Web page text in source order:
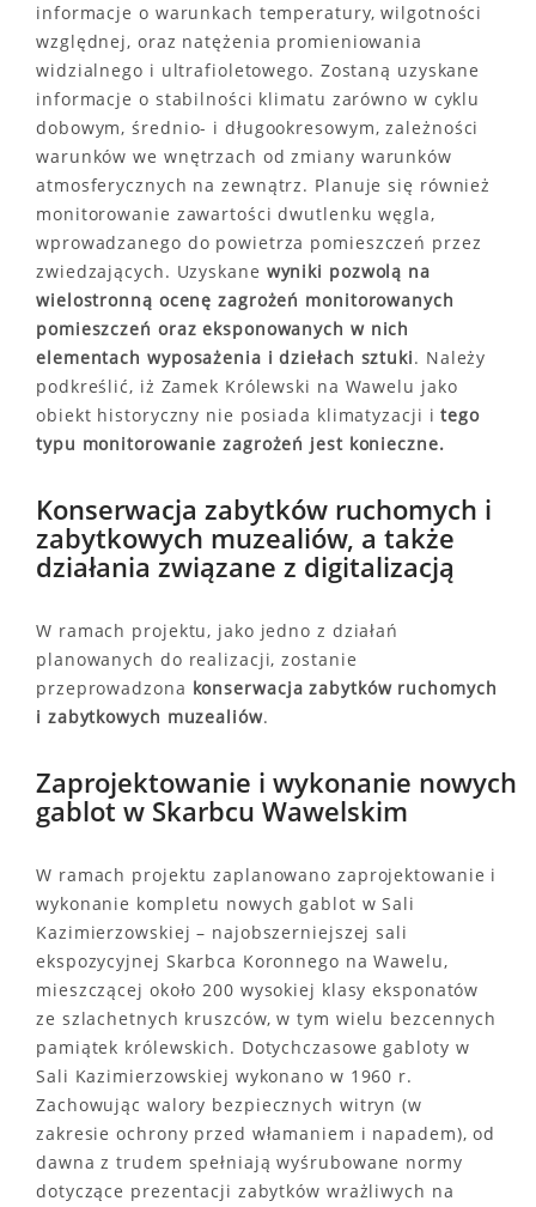
informacje o warunkach temperatury, wilgotności
względnej, oraz natężenia promieniowania
widzialnego i ultrafioletowego. Zostaną uzyskane
informacje o stabilności klimatu zarówno w cyklu
dobowym, średnio- i długookresowym, zależności
warunków we wnętrzach od zmiany warunków
atmosferycznych na zewnątrz. Planuje się również
monitorowanie zawartości dwutlenku węgla,
wprowadzanego do powietrza pomieszczeń przez
zwiedzających. Uzyskane wyniki pozwolą na
wielostronną ocenę zagrożeń monitorowanych
pomieszczeń oraz eksponowanych w nich
elementach wyposażenia i dziełach sztuki. Należy
podkreślić, iż Zamek Królewski na Wawelu jako
obiekt historyczny nie posiada klimatyzacji i tego
typu monitorowanie zagrożeń jest konieczne.
Konserwacja zabytków ruchomych i
zabytkowych muzealiów, a także
działania związane z digitalizacją
W ramach projektu, jako jedno z działań
planowanych do realizacji, zostanie
przeprowadzona konserwacja zabytków ruchomych
i zabytkowych muzealiów.
Zaprojektowanie i wykonanie nowych
gablot w Skarbcu Wawelskim
W ramach projektu zaplanowano zaprojektowanie i
wykonanie kompletu nowych gablot w Sali
Kazimierzowskiej – najobszerniejszej sali
ekspozycyjnej Skarbca Koronnego na Wawelu,
mieszczącej około 200 wysokiej klasy eksponatów
ze szlachetnych kruszców, w tym wielu bezcennych
pamiątek królewskich. Dotychczasowe gabloty w
Sali Kazimierzowskiej wykonano w 1960 r.
Zachowując walory bezpiecznych witryn (w
zakresie ochrony przed włamaniem i napadem), od
dawna z trudem spełniają wyśrubowane normy
dotyczące prezentacji zabytków wrażliwych na